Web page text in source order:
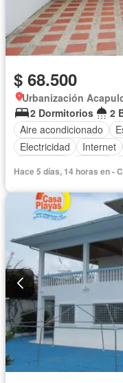
$ 68.500
Urbanización
2 Dormitorios
2
Aire acondicionado
Electricidad
Internet
Hace 5 días, 14 horas en -